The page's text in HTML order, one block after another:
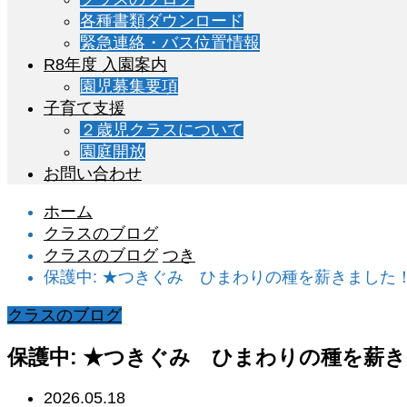
各種書類ダウンロード
緊急連絡・バス位置情報
R8年度 入園案内
園児募集要項
子育て支援
２歳児クラスについて
園庭開放
お問い合わせ
ホーム
クラスのブログ
クラスのブログ つき
保護中: ★つきぐみ ひまわりの種を薪きました！
クラスのブログ
保護中: ★つきぐみ ひまわりの種を薪き
2026.05.18